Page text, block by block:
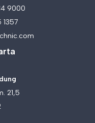
9000
1357
21,5